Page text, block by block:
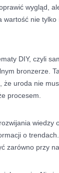
wygląd,
nie
DIY, czyli
bronzerze.
uroda nie
procesem.
wiedzy
o
zarówno przy